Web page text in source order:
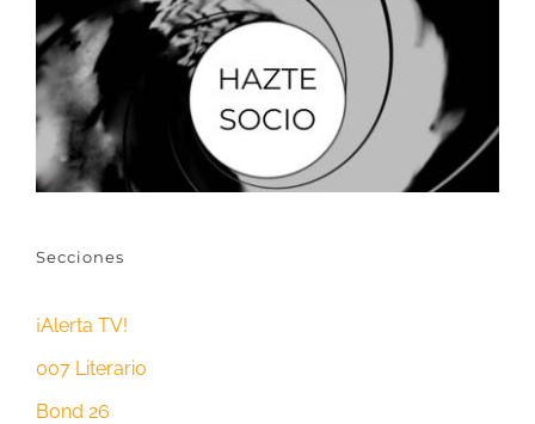
Secciones
¡Alerta TV!
007 Literario
Bond 26